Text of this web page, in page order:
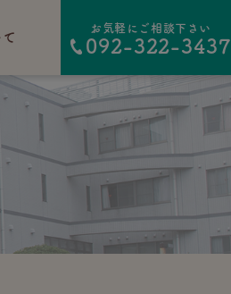
お気軽にご相談下さい
092-322-3437